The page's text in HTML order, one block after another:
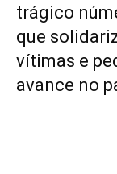
trágico
que
vítimas e
avance no